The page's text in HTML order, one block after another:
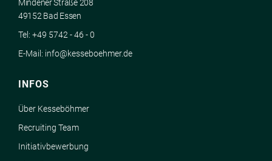
Mindener Straße 208
49152 Bad Essen
Tel: +49 5742 - 46 - 0
E-Mail: info@kesseboehmer.de
INFOS
Über Kesseböhmer
Recruiting Team
Initiativbewerbung